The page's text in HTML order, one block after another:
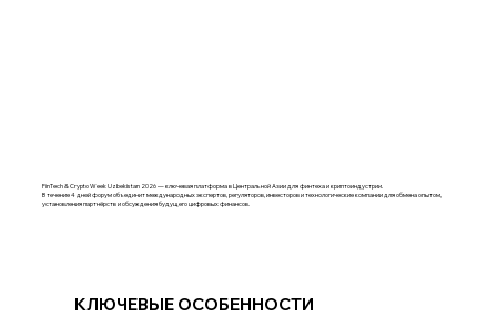
FinTech & Crypto Week Uzbekistan 2026 — ключевая платформа в Центральной Азии для финтеха и криптоиндустрии.
В течение 4 дней форум объединит международных экспертов, регуляторов, инвесторов и технологические компании для обмена опытом,
установления партнёрств и обсуждения будущего цифровых финансов.
КЛЮЧЕВЫЕ ОСОБЕННОСТИ